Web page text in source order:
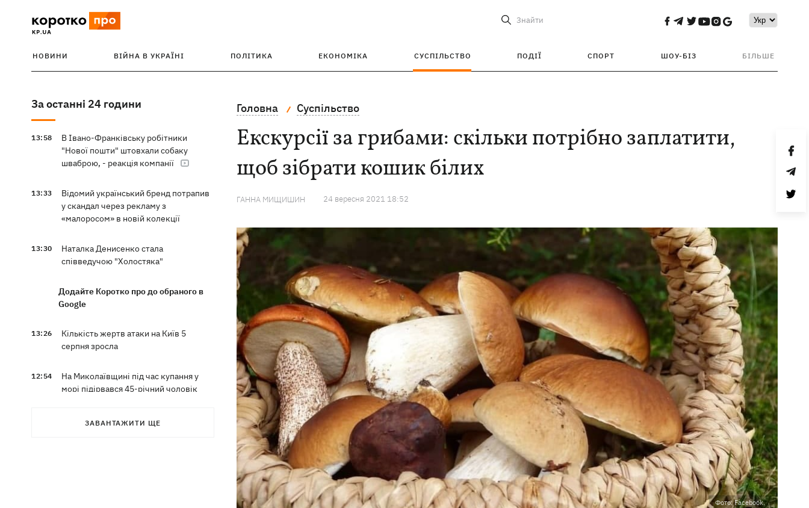
Знайти
НОВИНИ ВІЙНА В УКРАЇНІ ПОЛІТИКА ЕКОНОМІКА СУСПІЛЬСТВО ПОДІЇ СПОРТ ШОУ-БІЗ БІЛЬШЕ
За останні 24 години
13:58
В Івано-Франківську робітники
"Нової пошти" штовхали собаку
шваброю, - реакція компанії
13:33
Відомий український бренд потрапив
у скандал через рекламу з
«малоросом» в новій колекції
13:30
Наталка Денисенко стала
співведучою "Холостяка"
Додайте Коротко про до обраного в
Google
13:26
Кількість жертв атаки на Київ 5
серпня зросла
12:54
На Миколаївщині під час купання у
морі підірвався 45-річний чоловік
Росіяни вводять у оману власне
ЗАВАНТАЖИТИ ЩЕ
Головна Суспільство
Екскурсії за грибами: скільки потрібно заплатити,
щоб зібрати кошик білих
ГАННА МИЩИШИН 24 вересня 2021 18:52
Фото: Facebook.